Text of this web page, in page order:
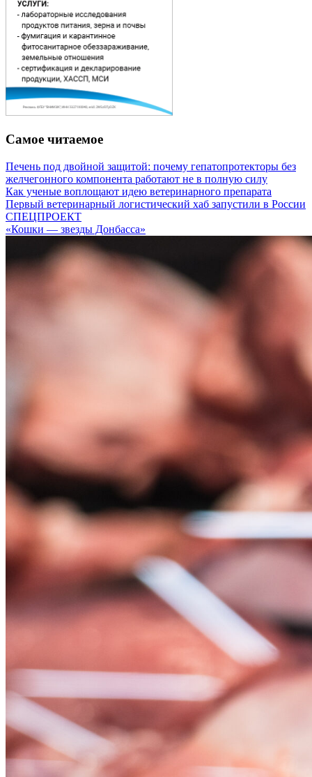
Самое читаемое
Печень под двойной защитой: почему гепатопротекторы без
желчегонного компонента работают не в полную силу
Как ученые воплощают идею ветеринарного препарата
Первый ветеринарный логистический хаб запустили в России
СПЕЦПРОЕКТ
«Кошки — звезды Донбасса»